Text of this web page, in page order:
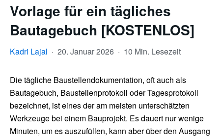
Vorlage für ein tägliches
Bautagebuch [KOSTENLOS]
Kadri Lajal · 20. Januar 2026 · 10 Min. Lesezeit
Die tägliche Baustellendokumentation, oft auch als
Bautagebuch, Baustellenprotokoll oder Tagesprotokoll
bezeichnet, ist eines der am meisten unterschätzten
Werkzeuge bei einem Bauprojekt. Es dauert nur wenige
Minuten, um es auszufüllen, kann aber über den Ausgang